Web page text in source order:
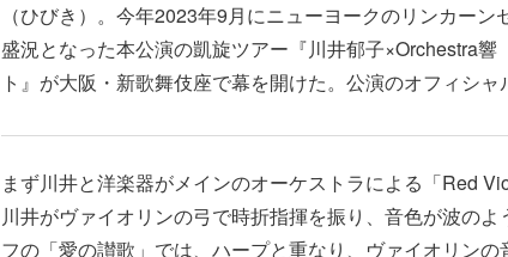
（ひびき）。今年2023年9月にニューヨークのリンカー
盛況となった本公演の凱旋ツアー『川井郁子×Orchestra
ト』が大阪・新歌舞伎座で幕を開けた。公演のオフィシャ
まず川井と洋楽器がメインのオーケストラによる「Red
川井がヴァイオリンの弓で時折指揮を振り、音色が波の
フの「愛の讃歌」では、ハープと重なり、ヴァイオリン